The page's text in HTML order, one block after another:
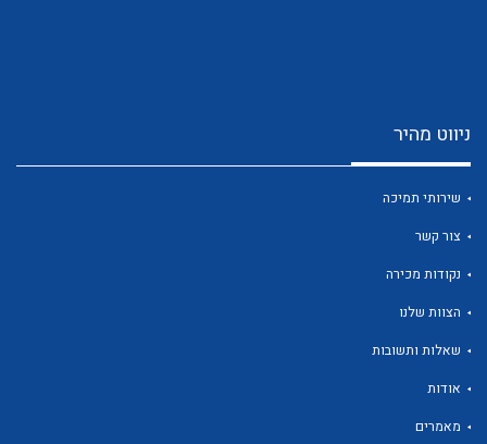
לכל מוצרי היצרן
ניווט מהיר
שירותי תמיכה
צור קשר
נקודות מכירה
הצוות שלנו
שאלות ותשובות
אודות
מאמרים